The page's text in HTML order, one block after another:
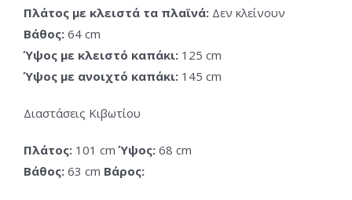
Πλάτος με κλειστά τα πλαϊνά: Δεν κλείνουν
Βάθος: 64 cm
Ύψος με κλειστό καπάκι: 125 cm
Ύψος με ανοιχτό καπάκι: 145 cm
Διαστάσεις Κιβωτίου
Πλάτος: 101 cmΎψος: 68 cm
Βάθος: 63 cm Βάρος: